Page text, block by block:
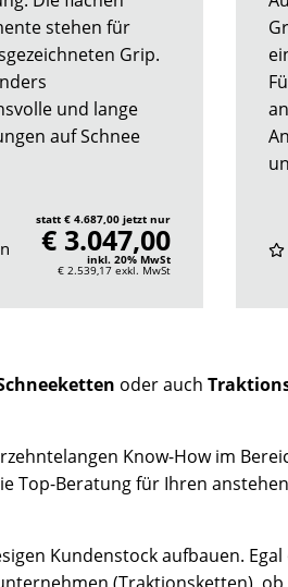
stehen für
Grip.
und lange
auf Schnee
statt € 4.687,00 jetzt nur
€ 3.047,00
inkl. 20% MwSt
€ 2.539,17 exkl. MwSt
oder auch
Know-How im
Top-Beratung für Ihren
Kundenstock aufbauen. Egal